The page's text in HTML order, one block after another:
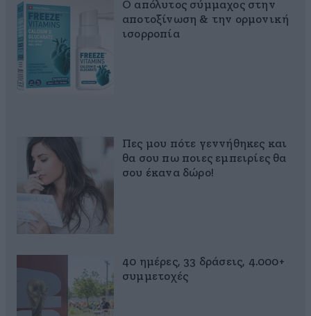
Ο απόλυτος σύμμαχος στην
αποτοξίνωση & την ορμονική
ισορροπία
Πες μου πότε γεννήθηκες και
θα σου πω ποιες εμπειρίες θα
σου έκανα δώρο!
40 ημέρες, 33 δράσεις, 4.000+
συμμετοχές